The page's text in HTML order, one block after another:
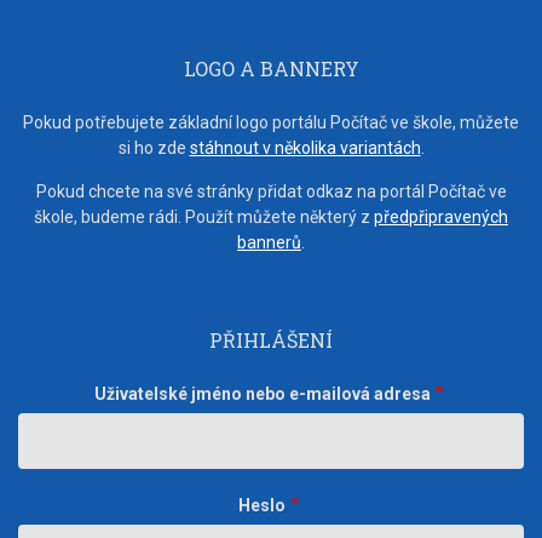
LOGO A BANNERY
Pokud potřebujete základní logo portálu Počítač ve škole, můžete
si ho zde stáhnout v několika variantách
Pokud chcete na své stránky přidat odkaz na portál Počítač ve
škole, budeme rádi. Použít můžete některý z předpřipravených
bannerů
PŘIHLÁŠENÍ
Uživatelské jméno nebo e-mailová adresa
Heslo